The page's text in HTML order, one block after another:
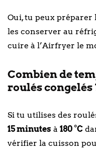
Oui, tu peux préparer
les conserver au
cuire à l’Airfryer le
Combien de
roulés congelés
Si tu utilises des
15 minutes à 180 °C
vérifier la cuisson